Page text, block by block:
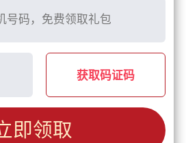
获取码证码
即领取